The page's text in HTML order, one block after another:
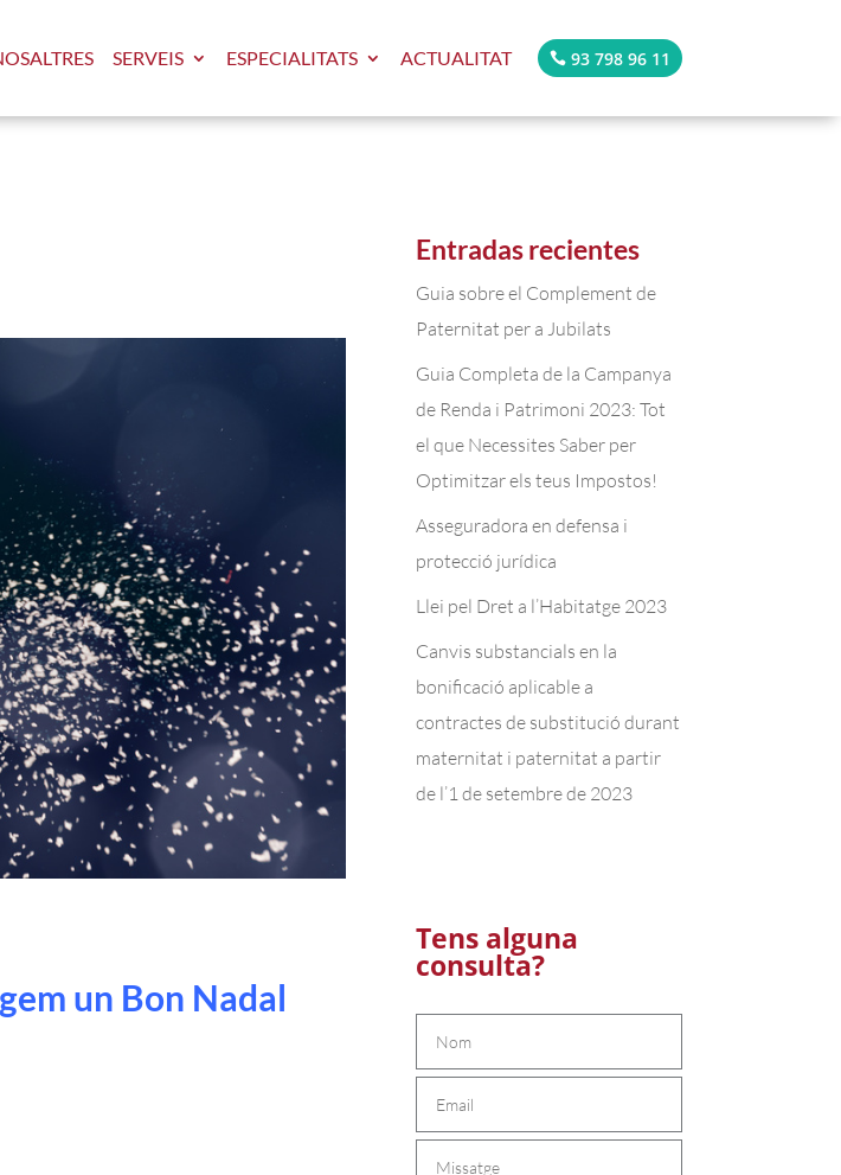
SERVEIS ESPECIALITATS ACTUALITAT 93 798 96 11
un Bon Nadal
Entradas recientes
Guia sobre el Complement de
Paternitat per a Jubilats
Guia Completa de la Campanya
de Renda i Patrimoni 2023: Tot
el que Necessites Saber per
Optimitzar els teus Impostos!
Asseguradora en defensa i
protecció jurídica
Llei pel Dret a l’Habitatge 2023
Canvis substancials en la
bonificació aplicable a
contractes de substitució durant
maternitat i paternitat a partir
de l’1 de setembre de 2023
Tens alguna
consulta?